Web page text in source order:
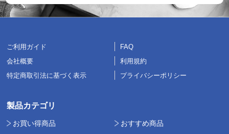
ご利用ガイド
FAQ
会社概要
利用規約
特定商取引法に基づく表示
プライバシーポリシー
製品カテゴリ
お買い得商品
おすすめ商品